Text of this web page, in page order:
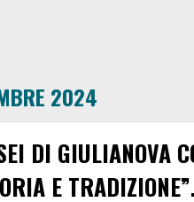
2024
DI GIULIANOVA
E